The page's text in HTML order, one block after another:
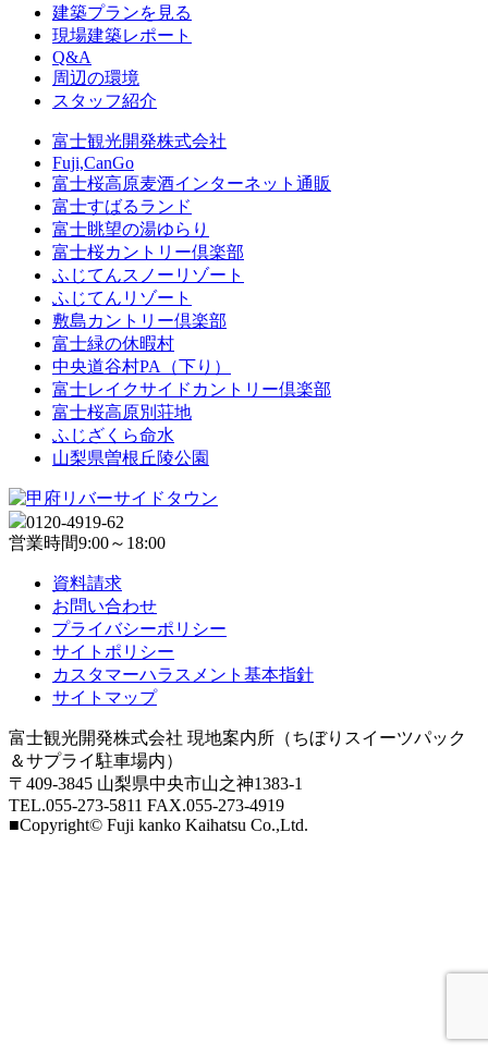
建築プランを見る
現場建築レポート
Q&A
周辺の環境
スタッフ紹介
富士観光開発株式会社
Fuji,CanGo
富士桜高原麦酒インターネット通販
富士すばるランド
富士眺望の湯ゆらり
富士桜カントリー倶楽部
ふじてんスノーリゾート
ふじてんリゾート
敷島カントリー倶楽部
富士緑の休暇村
中央道谷村PA（下り）
富士レイクサイドカントリー倶楽部
富士桜高原別荘地
ふじざくら命水
山梨県曽根丘陵公園
0120-4919-62
営業時間9:00～18:00
資料請求
お問い合わせ
プライバシーポリシー
サイトポリシー
カスタマーハラスメント基本指針
サイトマップ
富士観光開発株式会社 現地案内所（ちぼりスイーツパック
＆サプライ駐車場内）
〒409-3845 山梨県中央市山之神1383-1
TEL.055-273-5811 FAX.055-273-4919
■Copyright© Fuji kanko Kaihatsu Co.,Ltd.